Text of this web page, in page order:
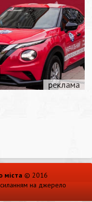
міста © 2016
на джерело